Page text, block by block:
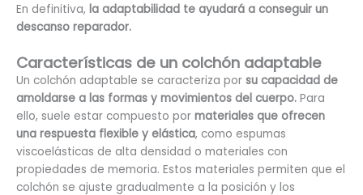
En definitiva, la adaptabilidad te ayudará a conseguir un
descanso reparador.
Características de un colchón adaptable
Un colchón adaptable se caracteriza por su capacidad de
amoldarse a las formas y movimientos del cuerpo. Para
ello, suele estar compuesto por materiales que ofrecen
una respuesta flexible y elástica, como espumas
viscoelásticas de alta densidad o materiales con
propiedades de memoria. Estos materiales permiten que el
colchón se ajuste gradualmente a la posición y los